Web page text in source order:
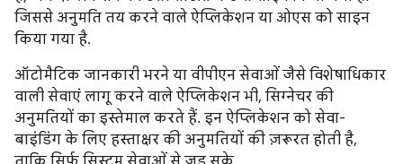
जिससे अनुमति तय करने वाले ऐप्लिकेशन या ओएस को साइन
किया गया है.
ऑटोमैटिक जानकारी भरने या वीपीएन सेवाओं जैसे विशेषाधिकार
वाली सेवाएं लागू करने वाले ऐप्लिकेशन भी, सिग्नेचर की
अनुमतियों का इस्तेमाल करते हैं. इन ऐप्लिकेशन को सेवा-
बाइंडिंग के लिए हस्ताक्षर की अनुमतियों की ज़रूरत होती है,